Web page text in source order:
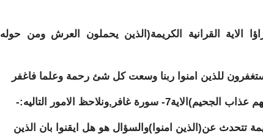
الاية القرانية الكريمة(الذين يحملون العرش ومن حوله
للذين امنوا ربنا وسعت كل شئ رحمة وعلما فاغفر
سورة غافر,ونلاحظ الامور التاليه:-
تتحدث عن(الذين امنوا)والسؤال هو هل ايقنوا بان الذين